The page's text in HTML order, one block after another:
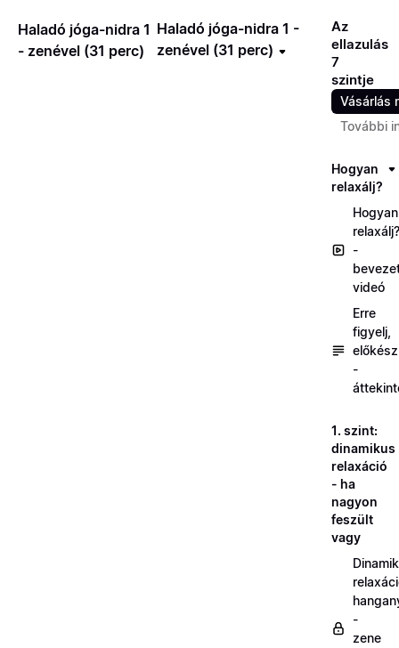
Haladó jóga-nidra 1
- zenével (31 perc)
Haladó jóga-nidra 1 -
zenével (31 perc)
Az
ellazulás
7
szintje
Vásárlás
További
Hogyan
relaxálj?
Hogyan
relaxálj?
-
videó
Erre
figyelj,
-
1. szint:
dinamikus
relaxáció
- ha
nagyon
feszült
vagy
-
zene